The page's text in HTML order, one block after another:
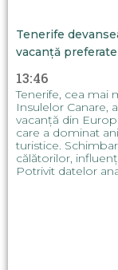
Tenerife
vacanță
13:46
Tenerife, cea mai
Insulelor Canare,
vacanță din
care a dominat
turistice.
călătorilor,
Potrivit datelor